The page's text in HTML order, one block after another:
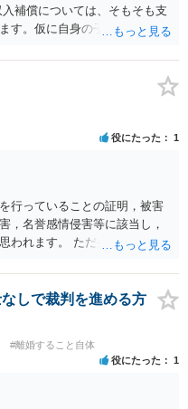
補償については、そもそも支
す。仮に自身の子であったと
あれば、依頼をするかしない
に相談をされたほうが良いで
役にたった 1
行っていることの証明，被害
，名誉感情侵害等に該当し，
われます。 ただ弁護士費用を
しで裁判を進める方
#離婚すること自体
役にたった 1